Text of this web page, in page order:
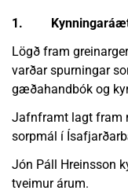
1.
Lögð fram
varðar spurningar
gæðahandbók og
Jafnframt lagt fram
sorpmál í
Jón Páll Hreinsson
tveimur árum.